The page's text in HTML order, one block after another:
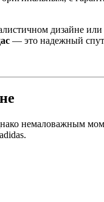
дизайне
— это надежный
немаловажным